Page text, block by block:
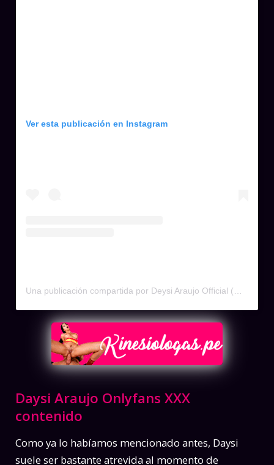
Ver esta publicación en Instagram
Daysi Araujo Onlyfans XXX
contenido
Como ya lo habíamos mencionado antes, Daysi
suele ser bastante atrevida al momento de